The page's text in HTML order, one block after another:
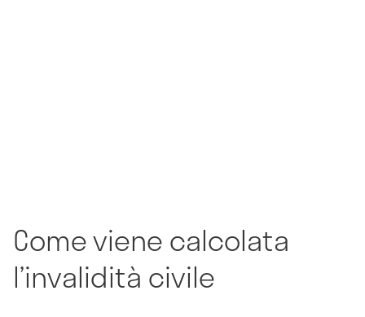
Come viene calcolata
l’invalidità civile